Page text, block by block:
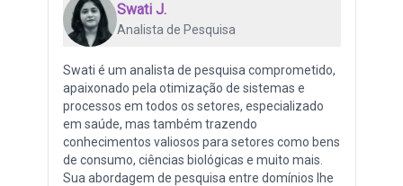
Swati J.
Analista de Pesquisa
Swati é um analista de pesquisa comprometido,
apaixonado pela otimização de sistemas e
processos em todos os setores, especializado
em saúde, mas também trazendo
conhecimentos valiosos para setores como bens
de consumo, ciências biológicas e muito mais.
Sua abordagem de pesquisa entre domínios lhe